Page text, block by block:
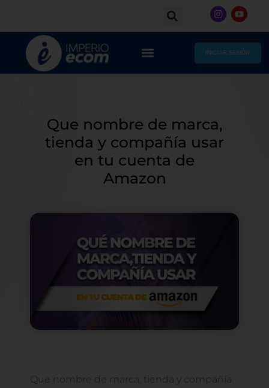
content
I
n
a
g
r
a
Y
o
u
b
e
INICIAR SESIÓN
Que nombre de marca,
tienda y compañía usar
en tu cuenta de
Amazon
Que nombre de marca, tienda y compañía